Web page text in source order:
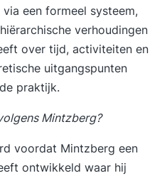
een formeel systeem,
verhoudingen
over tijd, activiteiten en
uitgangspunten
praktijk.
Mintzberg?
voordat Mintzberg een
ontwikkeld waar hij